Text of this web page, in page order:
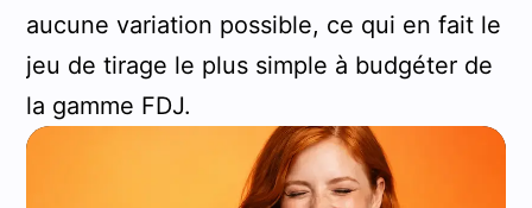
aucune variation possible, ce qui en fait le
jeu de tirage le plus simple à budgéter de
la gamme FDJ.